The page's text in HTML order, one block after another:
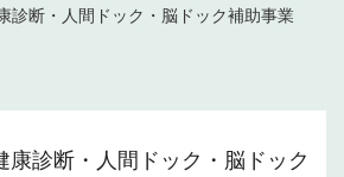
診断・人間ドック・脳ドック補助事業
康診断・人間ドック・脳ドック